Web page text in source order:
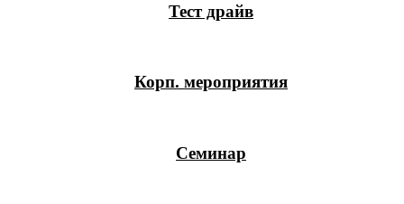
Тест драйв
Корп. мероприятия
Семинар